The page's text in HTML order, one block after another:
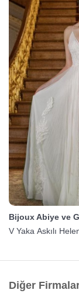
Bijoux Abiye ve
V Yaka Askılı
Diğer